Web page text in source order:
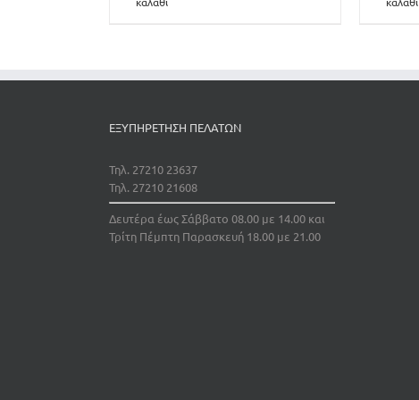
ΕΞΥΠΗΡΕΤΗΣΗ ΠΕΛΑΤΩΝ
Τηλ. 27210 23637
Τηλ. 27210 21608
Δευτέρα έως Σάββατο 08.00 με 14.00 και
Τρίτη Πέμπτη Παρασκευή 18.00 με 21.00